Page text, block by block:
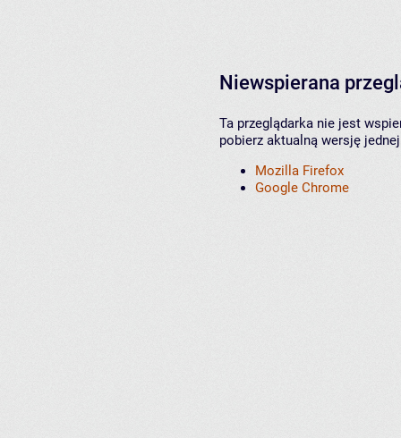
Niewspierana
Ta przeglądarka nie jest
pobierz aktualną wersję
Mozilla Firefox
Google Chrome